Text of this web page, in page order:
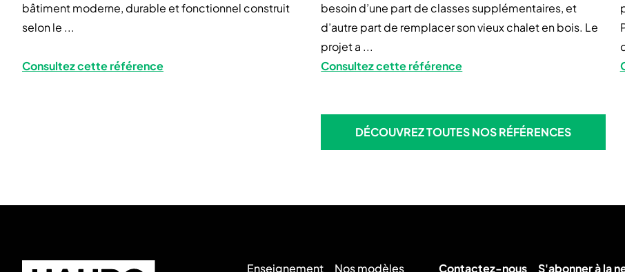
bâtiment moderne, durable et fonctionnel construit
selon le ...
Consultez cette référence
besoin d’une part de classes supplémentaires, et
d’autre part de remplacer son vieux chalet en bois. Le
projet a ...
Consultez cette référence
DÉCOUVREZ TOUTES NOS RÉFÉRENCES
DÉCOUVREZ TOUTES NOS RÉFÉRENCES
Enseignement Nos modèles Contactez-nous S'abonner à la